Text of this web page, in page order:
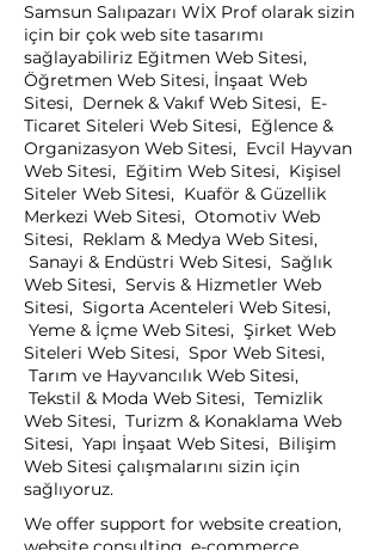
Samsun Salıpazarı WİX Prof olarak sizin
için bir çok web site tasarımı
sağlayabiliriz Eğitmen Web Sitesi,
Öğretmen Web Sitesi, İnşaat Web
Sitesi, Dernek & Vakıf Web Sitesi, E-
Ticaret Siteleri Web Sitesi, Eğlence &
Organizasyon Web Sitesi, Evcil Hayvan
Web Sitesi, Eğitim Web Sitesi, Kişisel
Siteler Web Sitesi, Kuaför & Güzellik
Merkezi Web Sitesi, Otomotiv Web
Sitesi, Reklam & Medya Web Sitesi,
Sanayi & Endüstri Web Sitesi, Sağlık
Web Sitesi, Servis & Hizmetler Web
Sitesi, Sigorta Acenteleri Web Sitesi,
Yeme & İçme Web Sitesi, Şirket Web
Siteleri Web Sitesi, Spor Web Sitesi,
Tarım ve Hayvancılık Web Sitesi,
Tekstil & Moda Web Sitesi, Temizlik
Web Sitesi, Turizm & Konaklama Web
Sitesi, Yapı İnşaat Web Sitesi, Bilişim
Web Sitesi çalışmalarını sizin için
sağlıyoruz.
We offer support for website creation,